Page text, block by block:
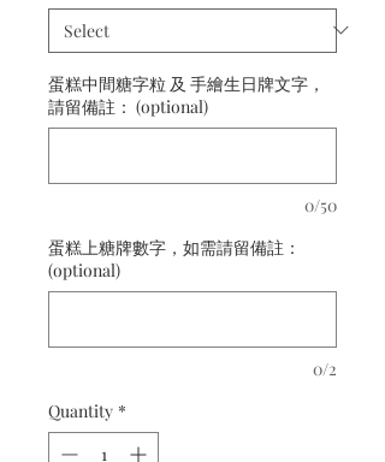
蛋糕中間糖字粒 及 手繪生日牌文字，
請留備註： (optional)
0/50
蛋糕上糖牌數字，如需請留備註：
(optional)
0/2
Quantity *